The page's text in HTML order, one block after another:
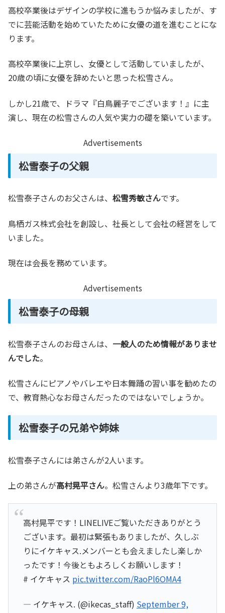
高校卒業後はデザインの学校に進もうか悩みましたが、す
でに芸能活動を始めていたために女優の道を進むことにな
ります。
高校卒業後に上京し、女優として活動していましたが、
20歳の頃に女優を辞めたいと思った松雪さん。
しかし21歳で、ドラマ『白鳥麗子でございます！』に主
演し、現在の松雪さんの人気や実力の礎を築いています。
Advertisements
松雪泰子の父親
松雪泰子さんのお父さんは、 松雪秀敏さんです。
鳥栖ガス株式会社を創設し、社長として会社の経営をして
いました。
現在は会長を務めています。
Advertisements
松雪泰子の母親
松雪泰子さんのお母さんは、 一般人のため情報がありませ
んでした。
松雪さんにピアノやバレエや日本舞踊の習い事を勧めたの
で、教育熱心なお母さんだったのではないでしょうか。
松雪泰子の兄弟や姉妹
松雪泰子さんには弟さんが2人います。
上の弟さんが高村晃平さん。松雪さんより3歳年下です。
高村晃平です！LINELIVEご覧いただきありがとう
ございます。最初は緊張もありましたが、久しぶ
りにイケキャス.メンバーとも会えましたし楽しか
ったです！今後ともよろしくお願いします！
# イケキャス pic.twitter.com/RaoPl6OMA4
— イケキャス. (@ikecas_staff) September 9,